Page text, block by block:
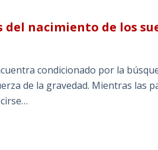
nacimiento de los
condicionado por la
de la gravedad. Mientras las